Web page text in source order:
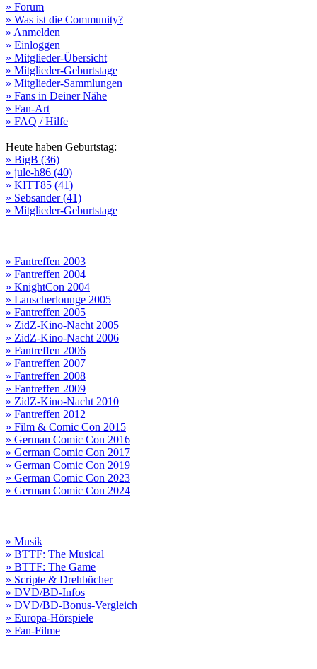
» Forum
» Was ist die Community?
» Anmelden
» Einloggen
» Mitglieder-Übersicht
» Mitglieder-Geburtstage
» Mitglieder-Sammlungen
» Fans in Deiner Nähe
» Fan-Art
» FAQ / Hilfe
Heute haben Geburtstag:
» BigB (36)
» jule-h86 (40)
» KITT85 (41)
» Sebsander (41)
» Mitglieder-Geburtstage
» Fantreffen 2003
» Fantreffen 2004
» KnightCon 2004
» Lauscherlounge 2005
» Fantreffen 2005
» ZidZ-Kino-Nacht 2005
» ZidZ-Kino-Nacht 2006
» Fantreffen 2006
» Fantreffen 2007
» Fantreffen 2008
» Fantreffen 2009
» ZidZ-Kino-Nacht 2010
» Fantreffen 2012
» Film & Comic Con 2015
» German Comic Con 2016
» German Comic Con 2017
» German Comic Con 2019
» German Comic Con 2023
» German Comic Con 2024
» Musik
» BTTF: The Musical
» BTTF: The Game
» Scripte & Drehbücher
» DVD/BD-Infos
» DVD/BD-Bonus-Vergleich
» Europa-Hörspiele
» Fan-Filme